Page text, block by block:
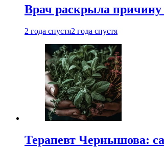
Врач раскрыла причину
2 года спустя2 года спустя
Терапевт Чернышова: